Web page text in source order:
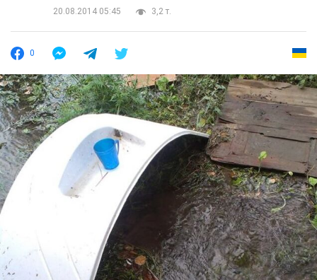
20.08.2014 05:45
3,2 т.
0